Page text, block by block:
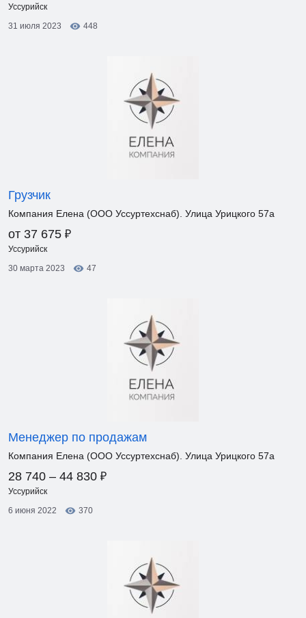
Уссурийск
31 июля 2023
448
Грузчик
Компания Елена (ООО Уссуртехснаб). Улица Урицкого 57а
от 37 675 ₽
Уссурийск
30 марта 2023
47
Менеджер по продажам
Компания Елена (ООО Уссуртехснаб). Улица Урицкого 57а
28 740 – 44 830 ₽
Уссурийск
6 июня 2022
370